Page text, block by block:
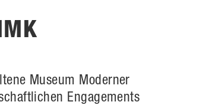
Museum Moderner
Engagements